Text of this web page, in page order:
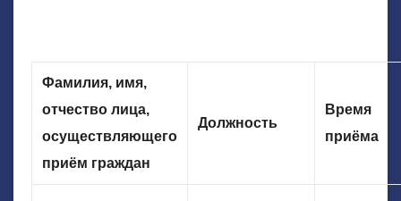
Фамилия, имя,
отчество лица,
осуществляющего
приём граждан
Должность
Время
приёма